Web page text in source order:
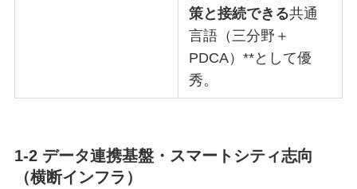
策と接続できる共通
言語（三分野＋
PDCA）**として優
秀。
1-2 データ連携基盤・スマートシティ志向
（横断インフラ）